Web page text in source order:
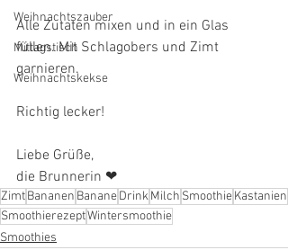
Weihnachtszauber
Mittagstisch
Weihnachtskekse
Alle Zutaten mixen und in ein Glas
füllen. Mit Schlagobers und Zimt
garnieren.
Richtig lecker!
Liebe Grüße,
die Brunnerin ❤
ZimtBananen BananeDrinkMilch SmoothieKastanien
SmoothierezeptWintersmoothie
Smoothies